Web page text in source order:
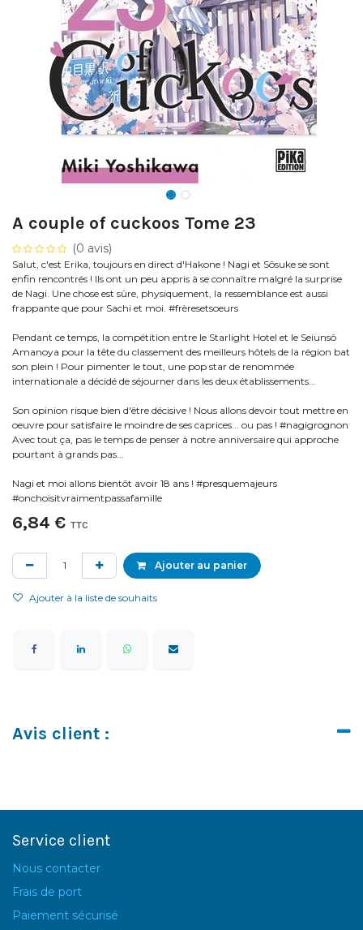
A couple of cuckoos Tome 23
(0 avis)
Salut, c'est Erika, toujours en direct d'Hakone ! Nagi et Sôsuke se sont
enfin rencontrés ! Ils ont un peu appris à se connaître malgré la surprise
de Nagi. Une chose est sûre, physiquement, la ressemblance est aussi
frappante que pour Sachi et moi. #frèresetsoeurs
Pendant ce temps, la compétition entre le Starlight Hotel et le Seiunsô
Amanoya pour la tête du classement des meilleurs hôtels de la région bat
son plein ! Pour pimenter le tout, une pop star de renommée
internationale a décidé de séjourner dans les deux établissements...
Son opinion risque bien d'être décisive ! Nous allons devoir tout mettre en
oeuvre pour satisfaire le moindre de ses caprices... ou pas ! #nagigrognon
Avec tout ça, pas le temps de penser à notre anniversaire qui approche
pourtant à grands pas...
Nagi et moi allons bientôt avoir 18 ans ! #presquemajeurs
#onchoisitvraimentpassafamille
6,84 € TTC
Ajouter au panier
Ajouter à la liste de souhaits
Avis client :
Service client
Nous contacter
Frais de port
Paiement sécurisé